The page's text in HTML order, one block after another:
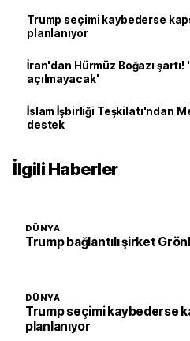
Trump seçimi kaybederse
planlanıyor
İran'dan Hürmüz Boğazı
açılmayacak'
İslam İşbirliği Teşkilatı'ndan
destek
İlgili Haberler
DÜNYA
Trump bağlantılı şirket
DÜNYA
Trump seçimi kaybederse
planlanıyor